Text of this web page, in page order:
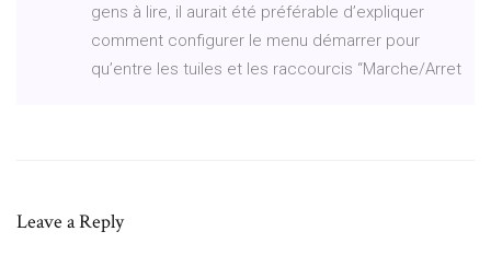
gens à lire, il aurait été préférable d’expliquer
comment configurer le menu démarrer pour
qu’entre les tuiles et les raccourcis “Marche/Arret
Leave a Reply